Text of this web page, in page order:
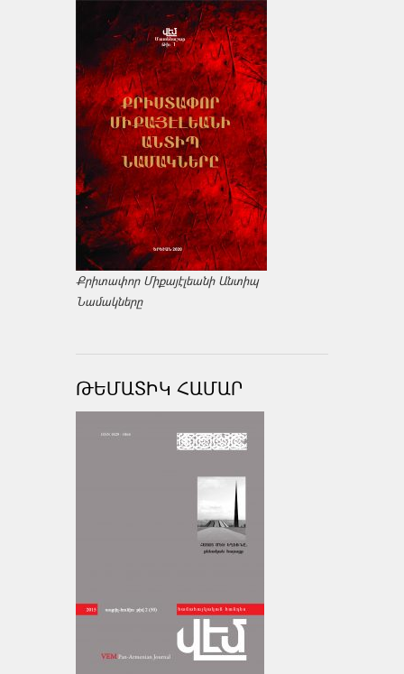
Քրիտափոր Միքայէլեանի Անտիպ
Նամակները
ԹԵՄԱՏԻԿ ՀԱՄԱՐ